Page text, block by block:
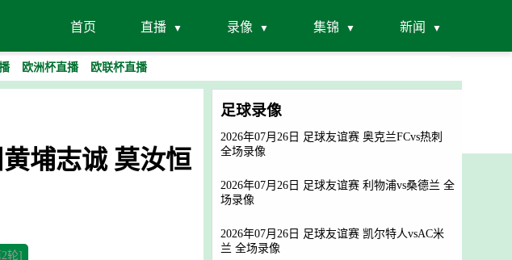
首页 直播 录像 集锦 新闻
欧洲杯直播 欧联杯直播
埔志诚 莫汝恒
轮]
足球录像
2026年07月26日 足球友谊赛 奥克兰FCvs热刺
全场录像
2026年07月26日 足球友谊赛 利物浦vs桑德兰 全
场录像
2026年07月26日 足球友谊赛 凯尔特人vsAC米
兰 全场录像